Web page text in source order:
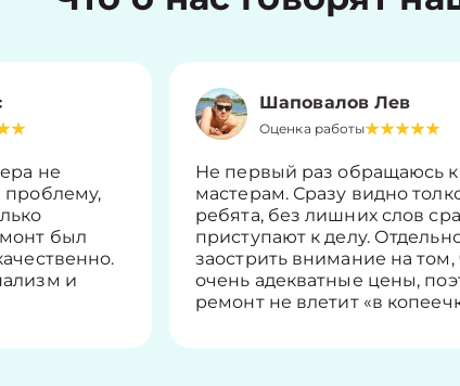
не
проблему,
был
и
Шаповалов Лев
Оценка работы
Не первый раз обращаюсь к
мастерам. Сразу видно
ребята, без лишних слов
приступают к делу.
заострить внимание на том,
очень адекватные цены,
ремонт не влетит «в